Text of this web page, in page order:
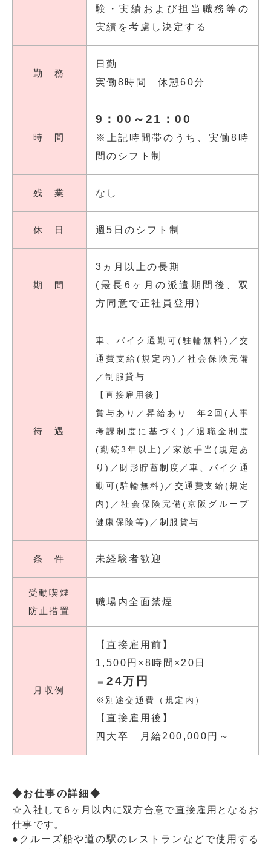
験・実績および担当職務等の
実績を考慮し決定する
勤 務
日勤
実働8時間 休憩60分
時 間
9：00～21：00
※上記時間帯のうち、実働8時
間のシフト制
残 業 なし
休 日 週5日のシフト制
期 間
3ヵ月以上の長期
(最長6ヶ月の派遣期間後、双
方同意で正社員登用)
待 遇
車、バイク通勤可(駐輪無料)／交
通費支給(規定内)／社会保険完備
／制服貸与
【直接雇用後】
賞与あり／昇給あり 年2回(人事
考課制度に基づく)／退職金制度
(勤続3年以上)／家族手当(規定あ
り)／財形貯蓄制度／車、バイク通
勤可(駐輪無料)／交通費支給(規定
内)／社会保険完備(京阪グループ
健康保険等)／制服貸与
条 件 未経験者歓迎
受動喫煙
防止措置
職場内全面禁煙
月収例
【直接雇用前】
1,500円×8時間×20日
＝24万円
※別途交通費（規定内）
【直接雇用後】
四大卒 月給200,000円～
◆お仕事の詳細◆
☆入社して6ヶ月以内に双方合意で直接雇用となるお
仕事です。
●クルーズ船や道の駅のレストランなどで使用する